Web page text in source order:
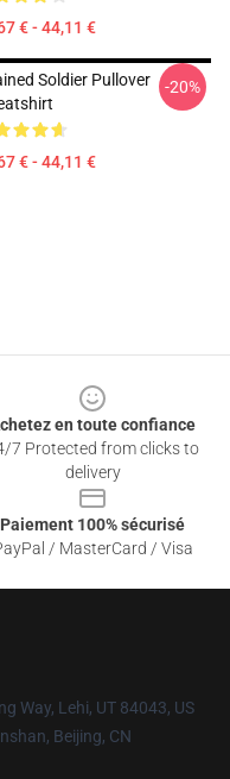
€ - 44,11 €
Soldier Pullover
€ - 44,11 €
-20%
en toute confiance
7 Protected from clicks to
delivery
Paiement 100% sécurisé
/ MasterCard / Visa
Way, Lehi, UT 84043, US
Beijing, CN